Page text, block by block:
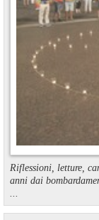
Riflessioni, letture,
anni dai